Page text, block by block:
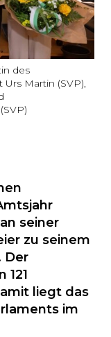
des
Martin (SVP),
seiner
zu seinem
Der
121
liegt das
im